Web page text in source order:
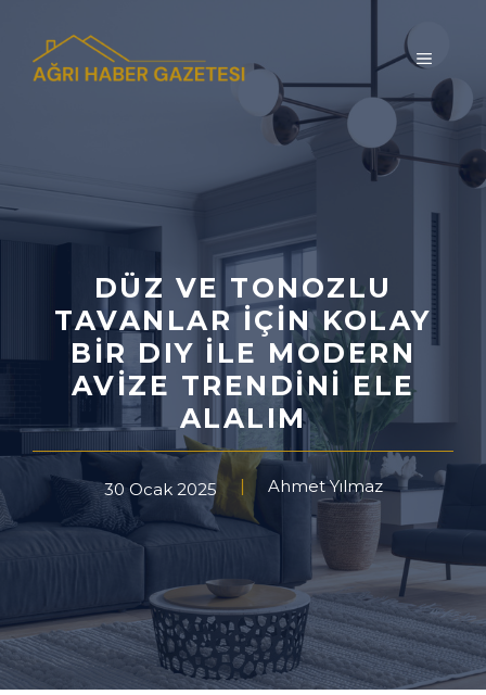
MENÜ
DÜZ VE TONOZLU
TAVANLAR IÇIN KOLAY
BIR DIY ILE MODERN
AVIZE TRENDINI ELE
ALALIM
30 Ocak 2025 Ahmet Yılmaz